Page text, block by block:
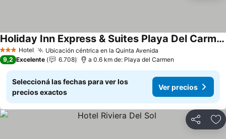
3 Estrellas
Hotel Ubicación céntrica en la Quinta Avenida
Holiday Inn Express & Suites Playa Del Carmen By Ihg
9,2 Excelente 6.708 a 0.6 km de: Playa del Carmen
Seleccioná las fechas para ver los
precios exactos
Ver precios
Compartir